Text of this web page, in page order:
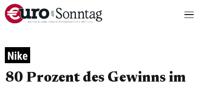
Nike
80 Prozent des Gewinns im